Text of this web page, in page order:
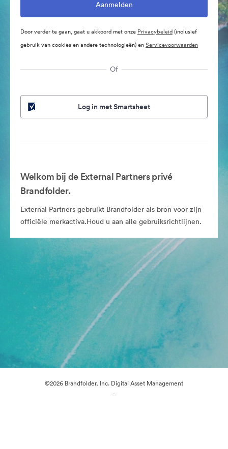
Door verder te gaan, gaat u akkoord met onze Privacybeleid(inclusief
gebruik van cookies en andere technologieën) enServicevoorwaarden
Of
Log in met Smartsheet
Welkom bij de External Partners privé
Brandfolder.
External Partners gebruikt Brandfolder als bron voor zijn
officiële merkactiva.Houd u aan alle gebruiksrichtlijnen.
©2026 Brandfolder, Inc. Digital Asset Management
·